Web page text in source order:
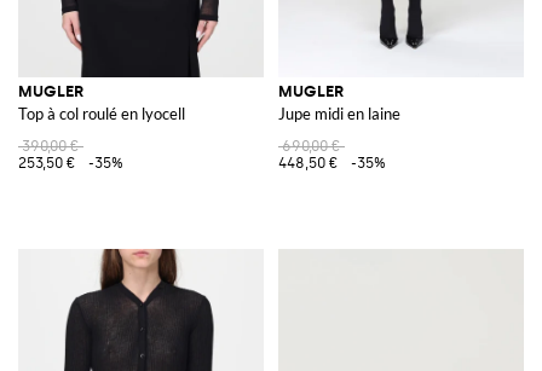
MUGLER
Top à col roulé en lyocell
390,00 €
253,50 €
-35%
MUGLER
Jupe midi en laine
690,00 €
448,50 €
-35%